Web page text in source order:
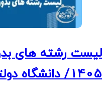
لیست رشته های
۱۴۰۵/ دانشگاه دولتی و آزاد